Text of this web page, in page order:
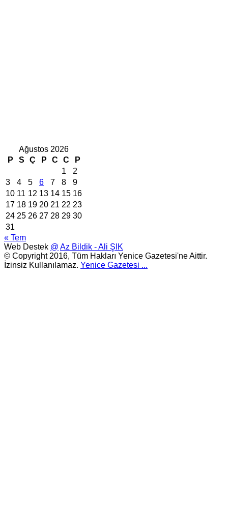
Ağustos 2026
P
S Ç P C C
P
1
2
3
4 5 6 7 8
9
10 11 12 13 14 15 16
17 18 19 20 21 22 23
24 25 26 27 28 29 30
31
« Tem
Web Destek @ Az Bildik - Ali ŞIK
© Copyright 2016, Tüm Hakları Yenice Gazetesi'ne Aittir.
İzinsiz Kullanılamaz. Yenice Gazetesi ...